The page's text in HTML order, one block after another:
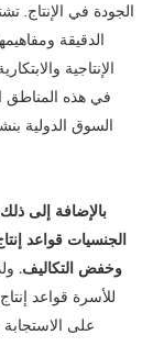
الجودة في الإنتاج.
الدقيقة
الإنتاجية
في هذه
السوق الدولية
بالإضافة إلى
الجنسيات قواعد
وخفض التكاليف.
للأسرة قواعد
على